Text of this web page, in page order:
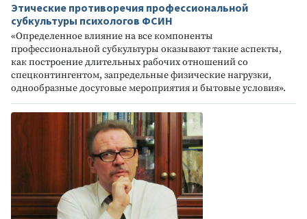
Этические противоречия профессиональной
субкультуры психологов ФСИН
«Определенное влияние на все компоненты
профессиональной субкультуры оказывают такие аспекты,
как построение длительных рабочих отношений со
спецконтингентом, запредельные физические нагрузки,
однообразные досуговые мероприятия и бытовые условия».